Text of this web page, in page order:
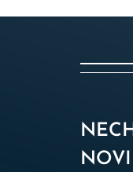
rozmer.
odrastov.